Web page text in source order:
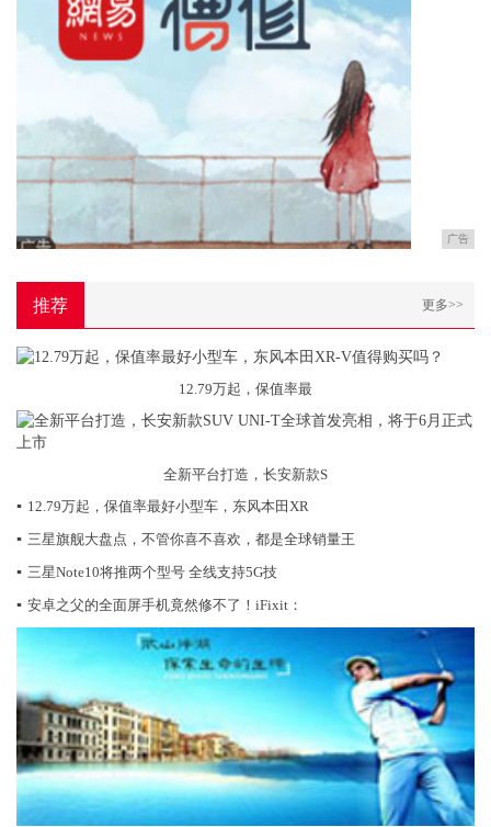
广告
推荐 更多>>
12.79万起，保值率最
全新平台打造，长安新款S
▪ 12.79万起，保值率最好小型车，东风本田XR
▪ 三星旗舰大盘点，不管你喜不喜欢，都是全球销量王
▪ 三星Note10将推两个型号 全线支持5G技
▪ 安卓之父的全面屏手机竟然修不了！iFixit：